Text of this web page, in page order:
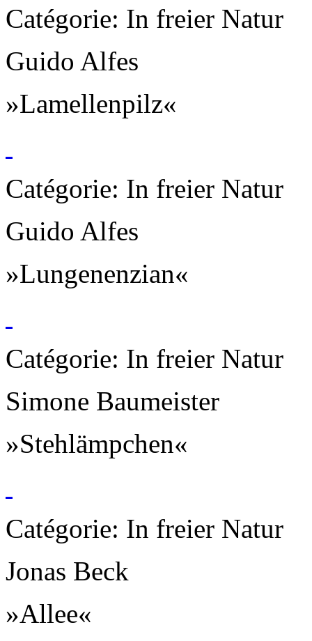
Catégorie: In freier Natur
Guido Alfes
»Lamellenpilz«
Catégorie: In freier Natur
Guido Alfes
»Lungenenzian«
Catégorie: In freier Natur
Simone Baumeister
»Stehlämpchen«
Catégorie: In freier Natur
Jonas Beck
»Allee«